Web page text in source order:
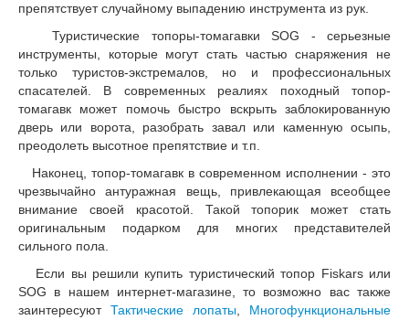
препятствует случайному выпадению инструмента из рук.
Туристические топоры-томагавки SOG - серьезные
инструменты, которые могут стать частью снаряжения не
только туристов-экстремалов, но и профессиональных
спасателей. В современных реалиях походный топор-
томагавк может помочь быстро вскрыть заблокированную
дверь или ворота, разобрать завал или каменную осыпь,
преодолеть высотное препятствие и т.п.
Наконец, топор-томагавк в современном исполнении - это
чрезвычайно антуражная вещь, привлекающая всеобщее
внимание своей красотой. Такой топорик может стать
оригинальным подарком для многих представителей
сильного пола.
Если вы решили купить туристический топор Fiskars или
SOG в нашем интернет-магазине, то возможно вас также
заинтересуют Тактические лопаты, Многофункциональные